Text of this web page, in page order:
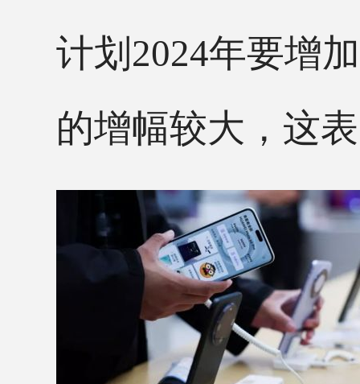
计划2024年要增
的增幅较大，这